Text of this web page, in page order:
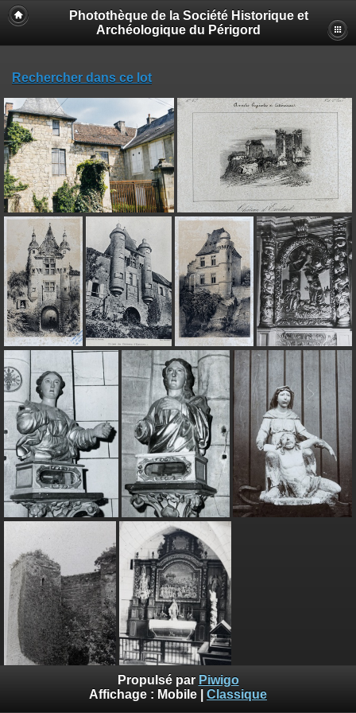
Photothèque de la Société Historique et
Archéologique du Périgord
Rechercher dans ce lot
Propulsé par Piwigo
Affichage : Mobile Classique